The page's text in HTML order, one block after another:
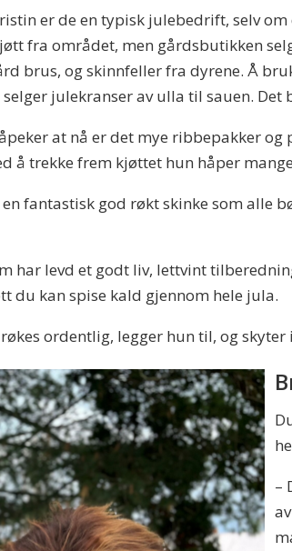
er de en typisk julebedrift, selv
fra området, men gårdsbutikken
brus, og skinnfeller fra dyrene. Å
julekranser av ulla til sauen.
at nå er det mye ribbepakker og
å trekke frem kjøttet hun håper
en fantastisk god røkt skinke som alle
har levd et godt liv, lettvint
du kan spise kald gjennom hele jula.
ordentlig, legger hun til, og
–